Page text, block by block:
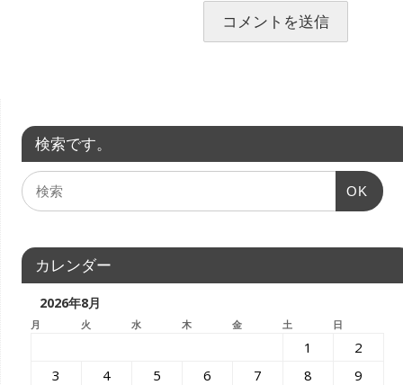
検索です。
OK
カレンダー
2026年8月
月 火 水 木 金 土 日
1
2
3
4 5 6 7 8
9